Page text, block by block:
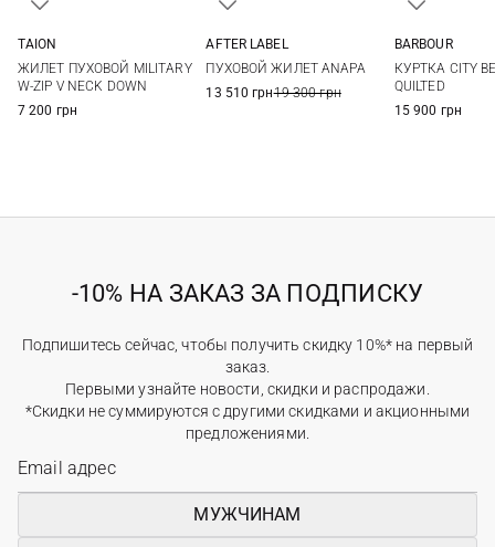
XL
TAION
ЖИЛЕТ ПУХОВОЙ MILITARY
W-ZIP V NECK DOWN
7 200 грн
AFTER LABEL
ПУХОВОЙ ЖИЛЕТ ANAPA
13 510 грн19 300 грн
XXL
BARBOUR
КУРТКА CITY
QUILTED
15 900 грн
-10% НА ЗАКАЗ ЗА ПОДПИСКУ
Подпишитесь сейчас, чтобы получить скидку 10%* на первый
заказ.
Первыми узнайте новости, скидки и распродажи.
*Скидки не суммируются с другими скидками и акционными
предложениями.
МУЖЧИНАМ